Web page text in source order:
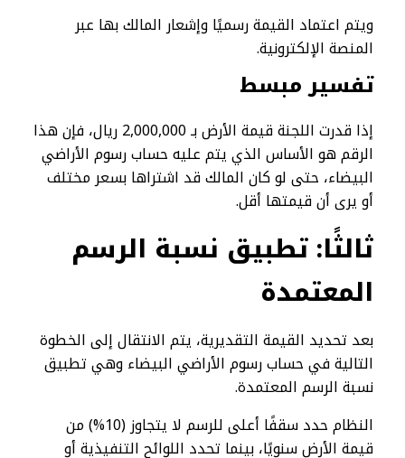
ويتم اعتماد القيمة رسميًا وإشعار المالك بها عبر
المنصة الإلكترونية.
تفسير مبسط
إذا قدرت اللجنة قيمة الأرض بـ 2,000,000 ريال، فإن هذا
الرقم هو الأساس الذي يتم عليه حساب رسوم الأراضي
البيضاء، حتى لو كان المالك قد اشتراها بسعر مختلف
أو يرى أن قيمتها أقل.
ثالثًا: تطبيق نسبة الرسم
المعتمدة
بعد تحديد القيمة التقديرية، يتم الانتقال إلى الخطوة
التالية في حساب رسوم الأراضي البيضاء وهي تطبيق
نسبة الرسم المعتمدة.
النظام حدد سقفًا أعلى للرسم لا يتجاوز (10%) من
قيمة الأرض سنويًا، بينما تحدد اللوائح التنفيذية أو